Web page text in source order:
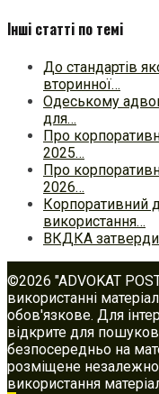
Інші статті по темі
До стандартів
вторинної…
Одеському
для…
Про
2025…
Про
2026…
Корпоративний
використання…
ВКДКА
©2026 "ADVOKAT
використанні
обов'язкове. Для
відкрите для
безпосередньо на
розміщене незалежно
використання